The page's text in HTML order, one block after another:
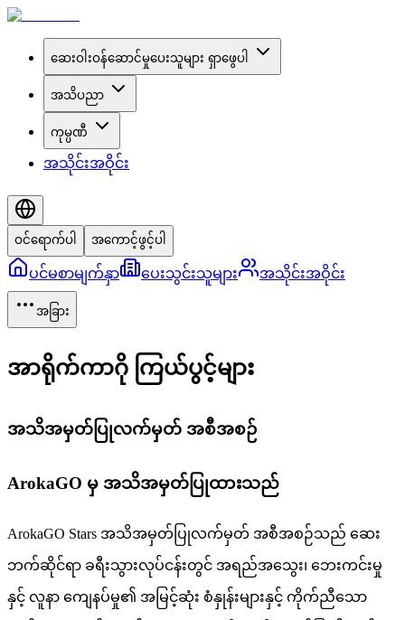
ဆေးဝါးဝန်ဆောင်မှုပေးသူများ ရှာဖွေပါ
အသိပညာ
ကုမ္ပဏီ
အသိုင်းအဝိုင်း
ဝင်ရောက်ပါ အကောင့်ဖွင့်ပါ
ပင်မစာမျက်နှာ ပေးသွင်းသူများ အသိုင်းအဝိုင်း
အခြား
အာရိုက်ကာဂို ကြယ်ပွင့်များ
အသိအမှတ်ပြုလက်မှတ် အစီအစဉ်
ArokaGO မှ အသိအမှတ်ပြုထားသည်
ArokaGO Stars အသိအမှတ်ပြုလက်မှတ် အစီအစဉ်သည် ဆေး
ဘက်ဆိုင်ရာ ခရီးသွားလုပ်ငန်းတွင် အရည်အသွေး၊ ဘေးကင်းမှု
နှင့် လူနာ ကျေနပ်မှု၏ အမြင့်ဆုံး စံနှုန်းများနှင့် ကိုက်ညီသော